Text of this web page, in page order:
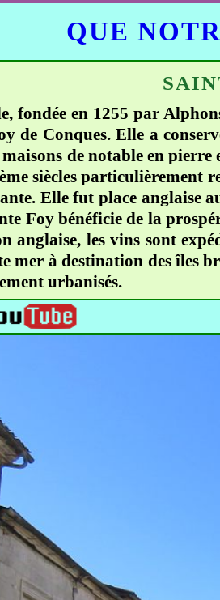
QUE
fondée en 1255 par
de Conques. Elle a
de notable en pierre
siècles particulièrement
Elle fut place anglaise
Foy bénéficie de la
anglaise, les vins sont
mer à destination des îles
urbanisés.